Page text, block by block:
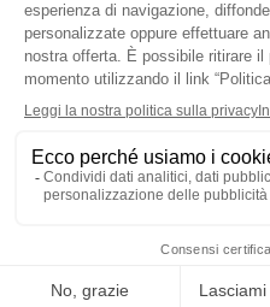
IT08096620722 -
Registro delle
Informativa sulla